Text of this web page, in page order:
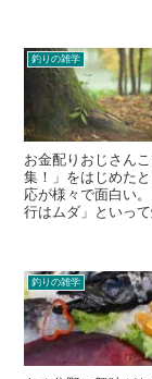
釣りの雑学
お金配りおじさん
集！」をはじめた
応が様々で面白い
行はムダ」といっ
釣りの雑学